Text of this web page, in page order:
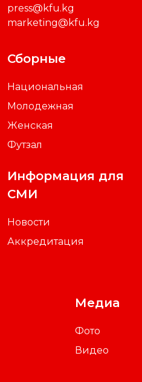
press@kfu.kg
marketing@kfu.kg
Сборные
Национальная
Молодежная
Женская
Футзал
Информация для
СМИ
Новости
Аккредитация
Медиа
Фото
Видео